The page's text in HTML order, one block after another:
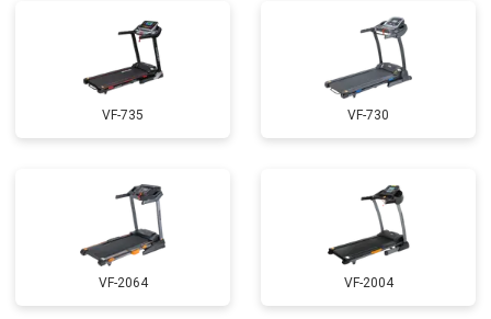
VF-735 VF-730
VF-2064 VF-2004